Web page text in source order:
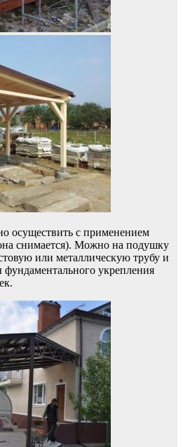
осуществить с применением
снимается). Можно на подушку
или металлическую трубу и
укрепления